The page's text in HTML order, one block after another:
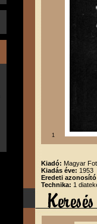
1
Kiadó: Magyar
Kiadás éve: 1953
Eredeti
Technika: 1